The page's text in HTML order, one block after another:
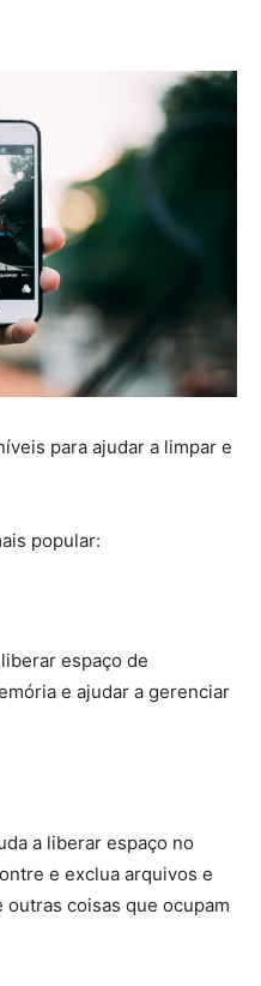
para ajudar a limpar e
popular:
espaço de
e ajudar a gerenciar
a liberar espaço no
e exclua arquivos e
coisas que ocupam